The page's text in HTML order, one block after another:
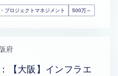
プロジェクトマネジメント 500万～
府
【大阪】インフラエ